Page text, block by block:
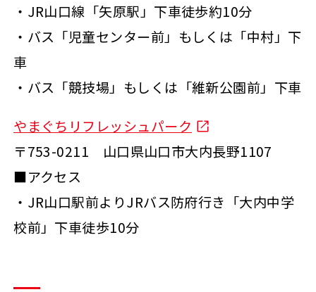
・JR山口線「矢原駅」下車徒歩約10分
・バス「児童センター前」もしくは「中村」下
車
・バス「競技場」もしくは「維新公園前」下車
やまぐちリフレッシュパーク
〒753-0211 山口県山口市大内長野1107
■アクセス
・JR山口駅前よりJRバス防府行き「大内中学
校前」下車徒歩10分